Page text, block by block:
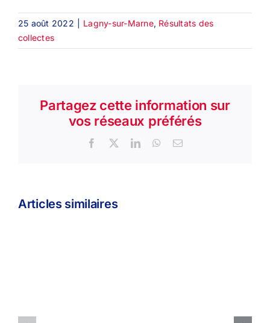
25 août 2022 Lagny-sur-Marne, Résultats des
collectes
Partagez cette information sur
vos réseaux préférés
Facebook
X LinkedInWhatsApp
Email
Articles similaires